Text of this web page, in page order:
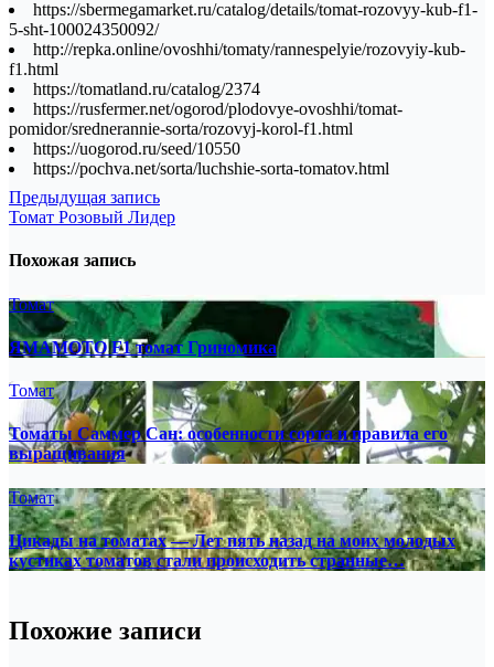
https://sbermegamarket.ru/catalog/details/tomat-rozovyy-kub-f1-
5-sht-100024350092/
http://repka.online/ovoshhi/tomaty/rannespelyie/rozovyiy-kub-
f1.html
https://tomatland.ru/catalog/2374
https://rusfermer.net/ogorod/plodovye-ovoshhi/tomat-
pomidor/srednerannie-sorta/rozovyj-korol-f1.html
https://uogorod.ru/seed/10550
https://pochva.net/sorta/luchshie-sorta-tomatov.html
Навигация
по
записям
Предыдущая запись
Томат Розовый Лидер
Похожая запись
Томат
ЯМАМОТО F1 томат Гриномика
Томат
Томаты Саммер Сан: особенности сорта и правила его
выращивания
Томат
Цикады на томатах — Лет пять назад на моих молодых
кустиках томатов стали происходить странные…
Похожие записи